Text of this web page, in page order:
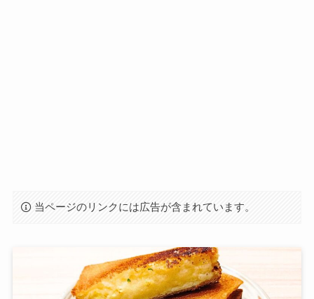
当ページのリンクには広告が含まれています。